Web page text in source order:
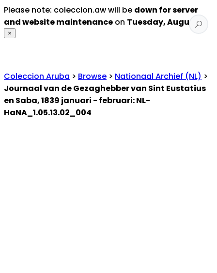
Please note: coleccion.aw will be down for server
and website maintenance on Tuesday, August 4
×
Coleccion Aruba > Browse > Nationaal Archief (NL) >
Journaal van de Gezaghebber van Sint Eustatius
en Saba, 1839 januari - februari: NL-
HaNA_1.05.13.02_004